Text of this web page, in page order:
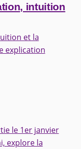
intuition
et la
explication
le 1er janvier
explore la